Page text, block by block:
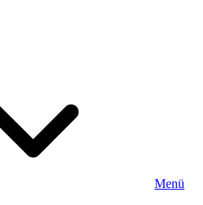
Menü